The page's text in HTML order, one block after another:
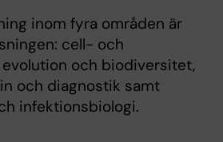
inom fyra områden är
cell- och
och biodiversitet,
och diagnostik samt
infektionsbiologi.